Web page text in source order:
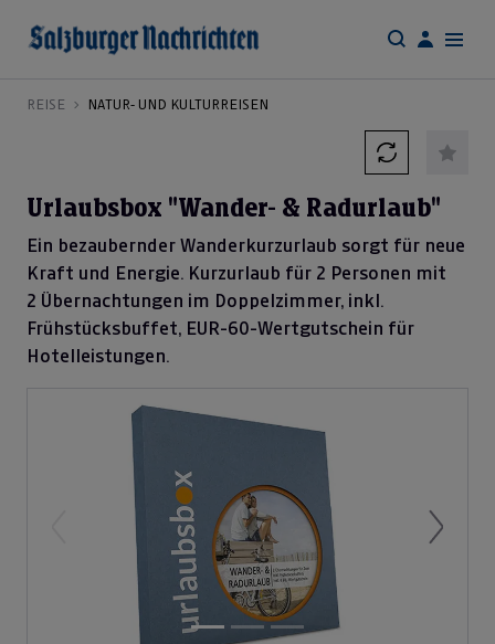
REISE NATUR- UND KULTURREISEN
Urlaubsbox "Wander- & Radurlaub"
Ein bezaubernder Wanderkurzurlaub sorgt für neue
Kraft und Energie. Kurzurlaub für 2 Personen mit
2 Übernachtungen im Doppel­zimmer, inkl.
Frühstücksbuffet, EUR-60-Wertgutschein für
Hotelleistungen.
Next